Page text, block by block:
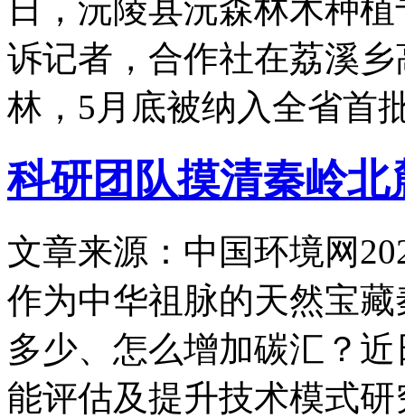
日，沅陵县沅森林木种
诉记者，合作社在荔溪
林，5月底被纳入全省首
科研团队摸清秦岭
文章来源：中国环境网
作为中华祖脉的天然宝
多少、怎么增加碳汇？
能评估及提升技术模式